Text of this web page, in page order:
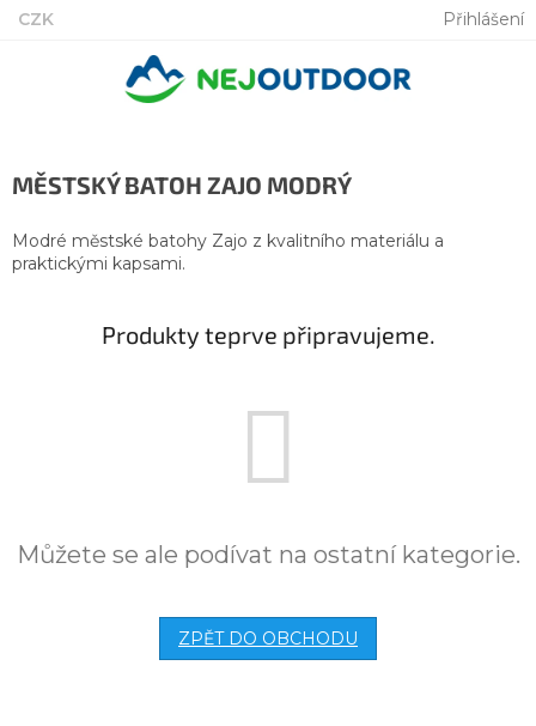
Přejít
CZK Přihlášení
MĚSTSKÝ BATOH ZAJO MODRÝ
Modré městské batohy Zajo z kvalitního materiálu a
praktickými kapsami.
Produkty teprve připravujeme.
Můžete se ale podívat na ostatní kategorie.
ZPĚT DO OBCHODU